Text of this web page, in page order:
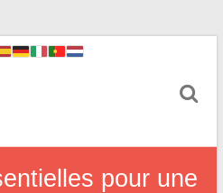
pour une